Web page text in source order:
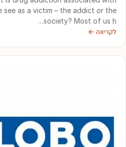
see as a victim – the addict or the
society? Most of us h…
לקריאה ←